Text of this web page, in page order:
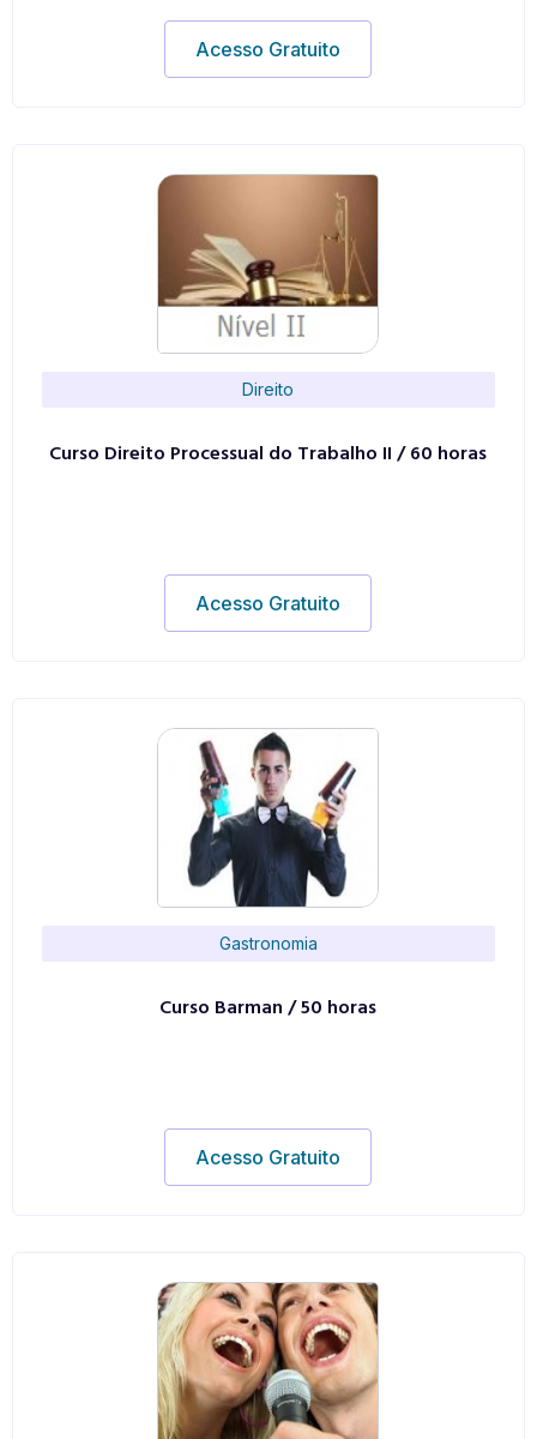
Acesso Gratuito
Direito
Curso Direito Processual do Trabalho II / 60 horas
Acesso Gratuito
Gastronomia
Curso Barman / 50 horas
Acesso Gratuito